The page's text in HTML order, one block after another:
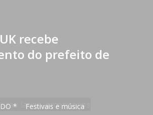
recebe
do prefeito de
* Festivais e música